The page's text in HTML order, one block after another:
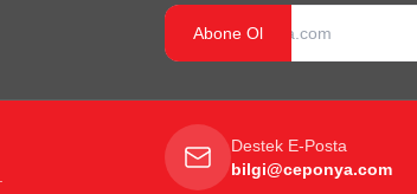
Abone Ol
Destek E-Posta
bilgi@ceponya.com